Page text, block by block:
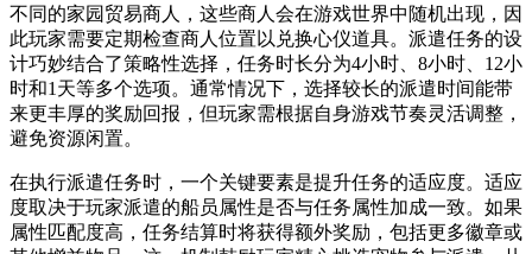
不同的家园贸易商人，这些商人会在游戏世界中随机出现，因
此玩家需要定期检查商人位置以兑换心仪道具。派遣任务的设
计巧妙结合了策略性选择，任务时长分为4小时、8小时、12小
时和1天等多个选项。通常情况下，选择较长的派遣时间能带
来更丰厚的奖励回报，但玩家需根据自身游戏节奏灵活调整，
避免资源闲置。
在执行派遣任务时，一个关键要素是提升任务的适应度。适应
度取决于玩家派遣的船员属性是否与任务属性加成一致。如果
属性匹配度高，任务结算时将获得额外奖励，包括更多徽章或